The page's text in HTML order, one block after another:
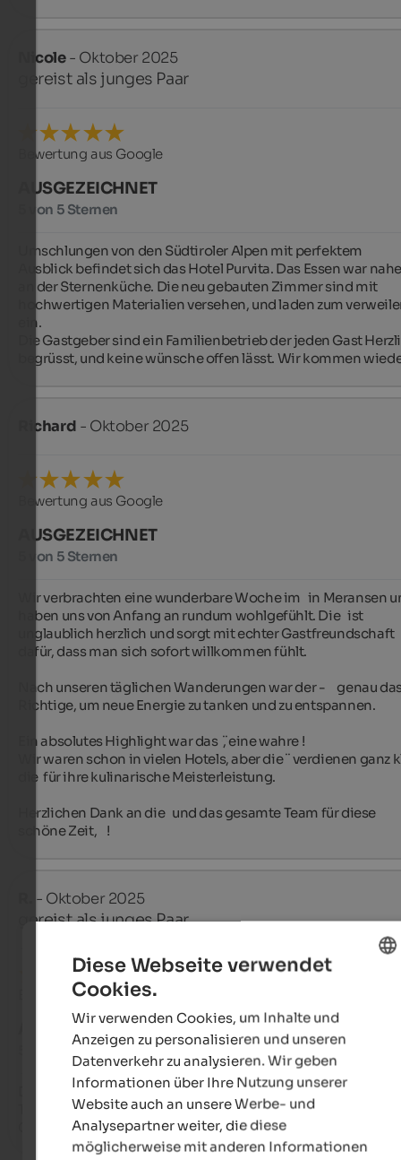
Nicole- Oktober 2025
gereist als junges Paar
Bewertung aus Google
AUSGEZEICHNET
5 von 5 Sternen
Umschlungen von den Südtiroler Alpen mit perfektem
Ausblick befindet sich das Hotel Purvita. Das Essen war
an der Sternenküche. Die neu gebauten Zimmer sind mit
hochwertigen Materialien versehen, und laden zum
ein.
Die Gastgeber sind ein Familienbetrieb der jeden Gast
begrüsst, und keine wünsche offen lässt. Wir kommen
Richard - Oktober 2025
Bewertung aus Google
AUSGEZEICHNET
5 von 5 Sternen
Wir verbrachten eine wunderbare Woche im   in Meransen
haben uns von Anfang an rundum wohlgefühlt. Die   ist
unglaublich herzlich und sorgt mit echter Gastfreundschaft
dafür, dass man sich sofort willkommen fühlt.
Nach unseren täglichen Wanderungen war der -     genau
Richtige, um neue Energie zu tanken und zu entspannen.
Ein absolutes Highlight war das  ̈, eine wahre !
Wir waren schon in vielen Hotels, aber die ̈   verdienen ganz
die  für ihre kulinarische Meisterleistung.
Herzlichen Dank an die   und das gesamte Team für diese
schöne Zeit,    !
- Oktober 2025
gereist als junges Paar
Bewertung aus Google
AUSGEZEICHNET
5 von 5 Sternen
Das perfekte Urlaubsambiente - und kulinarisch jeden Tag
Traumerlebnis ! Und eine so liebe und zuvorkommende
Gastgeber-Familie - wir kommen gerne wieder!!!
GERMAN
Diese Webseite verwendet
Cookies.
Wir verwenden Cookies, um Inhalte und
Anzeigen zu personalisieren und unseren
Datenverkehr zu analysieren. Wir geben
Informationen über Ihre Nutzung unserer
Website auch an unsere Werbe- und
Analysepartner weiter, die diese
möglicherweise mit anderen Informationen